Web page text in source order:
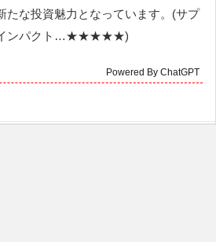
たな投資魅力となっています。(サプ
パクト…★★★★★)
Powered By ChatGPT